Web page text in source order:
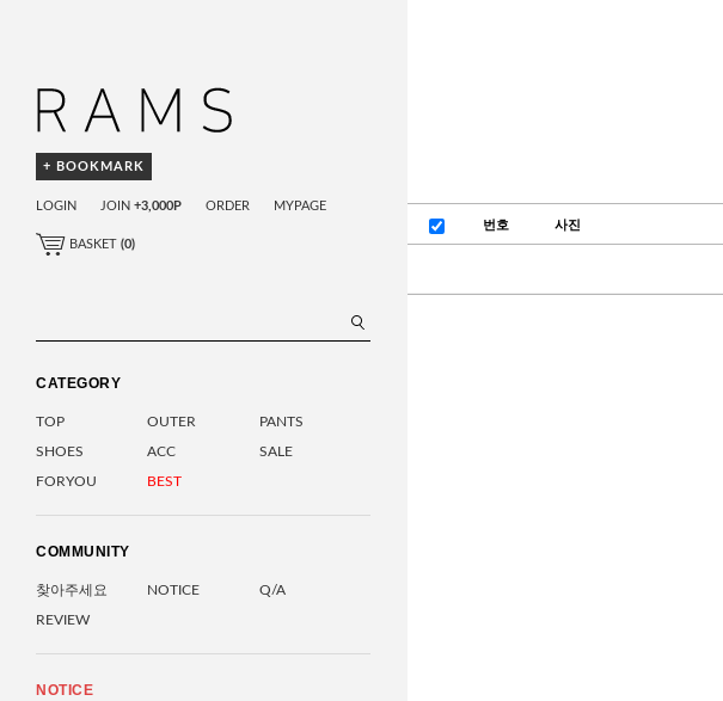
+ BOOKMARK
LOGIN JOIN +3,000P ORDER MYPAGE
BASKET (0)
CATEGORY
TOP OUTER PANTS
SHOES ACC SALE
FORYOU BEST
COMMUNITY
찾아주세요 NOTICE Q/A
REVIEW
NOTICE
번호 사진